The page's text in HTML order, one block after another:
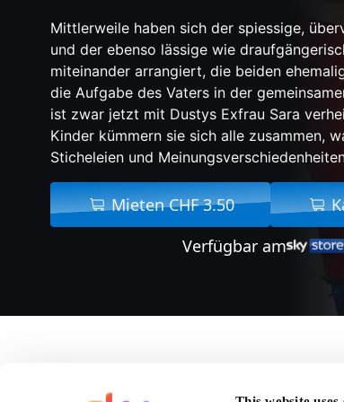
Mittlerweile haben sich der spiessige,
und der ebenso lässige wie
miteinander arrangiert, die beiden
die Aufgabe des Vaters in der
ist zwar jetzt mit Dustys Exfrau Sara
Kinder kümmern sie sich alle zusammen,
Sticheleien und
Mieten CHF 3.50
Verfügbar am